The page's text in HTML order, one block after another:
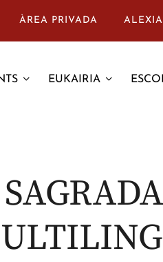
ÀREA PRIVADA ALEXIA
EUKAIRIA